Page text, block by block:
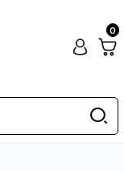
0